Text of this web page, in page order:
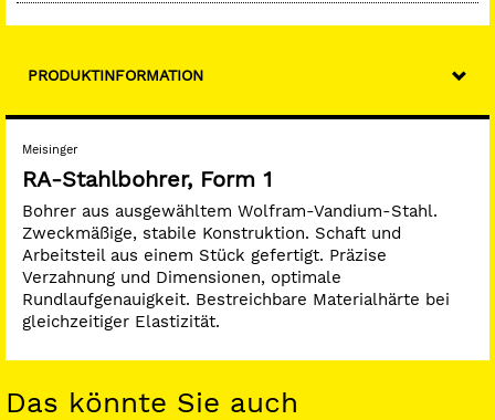
PRODUKTINFORMATION
Meisinger
RA-Stahlbohrer, Form 1
Bohrer aus ausgewähltem Wolfram-Vandium-Stahl.
Zweckmäßige, stabile Konstruktion. Schaft und
Arbeitsteil aus einem Stück gefertigt. Präzise
Verzahnung und Dimensionen, optimale
Rundlaufgenauigkeit. Bestreichbare Materialhärte bei
gleichzeitiger Elastizität.
Das könnte Sie auch